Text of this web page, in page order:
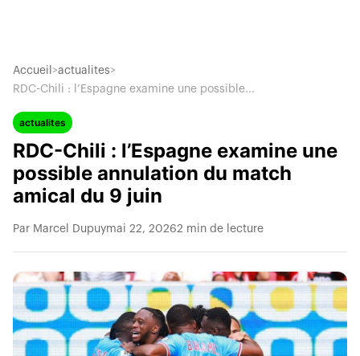
Accueil >actualites>
RDC-Chili : l’Espagne examine une possible...
actualites
RDC-Chili : l’Espagne examine une
possible annulation du match
amical du 9 juin
Par Marcel Dupuymai 22, 20262 min de lecture